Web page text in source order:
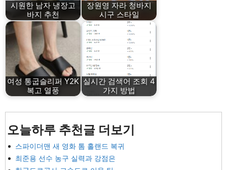
시원한 남자 냉장고
바지 추천
장원영 자라 청바지
시구 스타일
여성 통굽슬리퍼 Y2K
복고 열풍
실시간 검색어 조회 4
가지 방법
오늘하루 추천글 더보기
스파이더맨 새 영화 톰 홀랜드 복귀
최준용 선수 농구 실력과 강점은